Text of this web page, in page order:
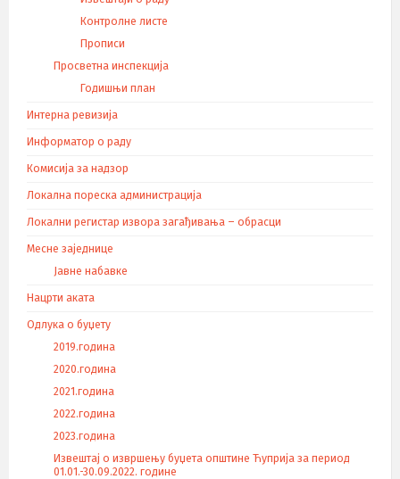
Контролне листе
Прописи
Просветна инспекција
Годишњи план
Интерна ревизија
Информатор о раду
Комисија за надзор
Локална пореска администрација
Локални регистар извора загађивања – обрасци
Месне заједнице
Јавне набавке
Нацрти аката
Одлука о буџету
2019.година
2020.година
2021.година
2022.година
2023.година
Извештај о извршењу буџета општине Ћуприја за период
01.01.-30.09.2022. године